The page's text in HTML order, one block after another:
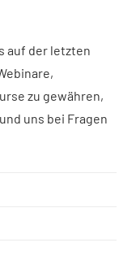
auf der letzten
zu gewähren,
uns bei Fragen